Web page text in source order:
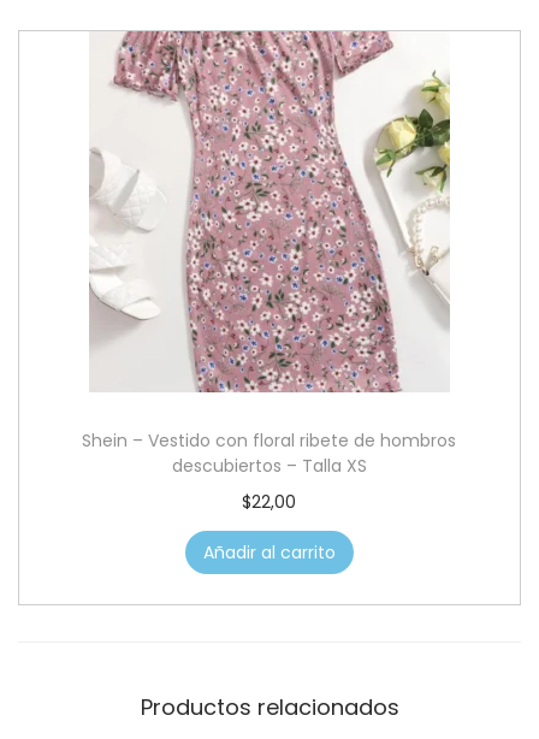
Shein – Vestido con floral ribete de hombros
descubiertos – Talla XS
$22,00
Añadir al carrito
Productos relacionados